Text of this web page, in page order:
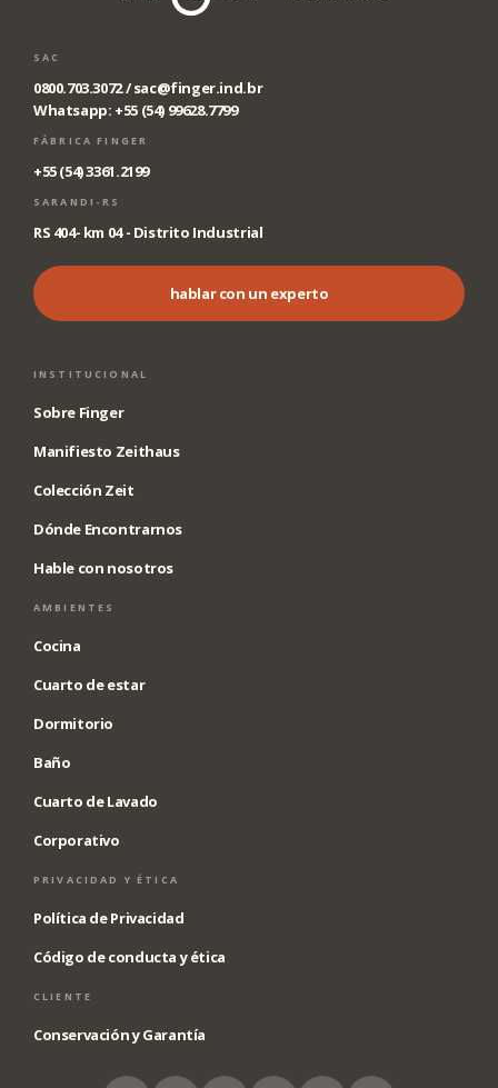
SAC
0800.703.3072 /sac@finger.ind.br
Whatsapp: +55 (54) 99628.7799
FÁBRICA FINGER
+55 (54) 3361.2199
SARANDI-RS
RS 404- km 04 - Distrito Industrial
hablar con un experto
INSTITUCIONAL
Sobre Finger
Manifiesto Zeithaus
Colección Zeit
Dónde Encontrarnos
Hable con nosotros
AMBIENTES
Cocina
Cuarto de estar
Dormitorio
Baño
Cuarto de Lavado
Corporativo
PRIVACIDAD Y ÉTICA
Política de Privacidad
Código de conducta y ética
CLIENTE
Conservación y Garantía